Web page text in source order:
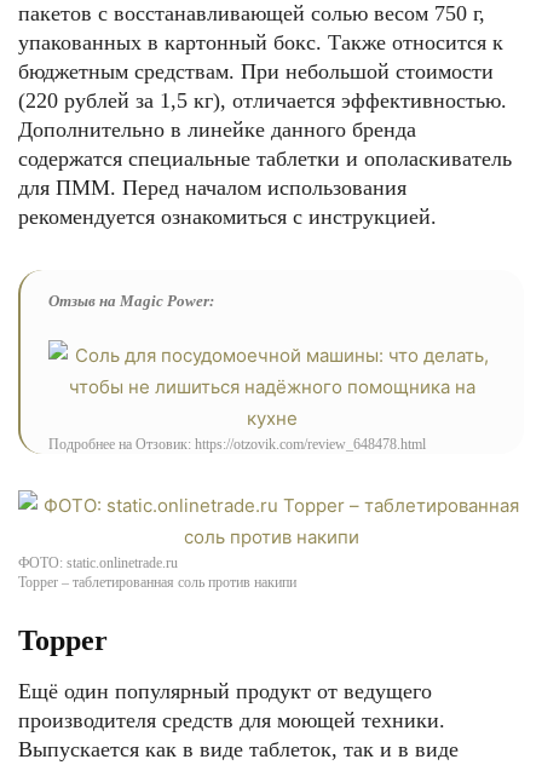
пакетов с восстанавливающей солью весом 750 г,
упакованных в картонный бокс. Также относится к
бюджетным средствам. При небольшой стоимости
(220 рублей за 1,5 кг), отличается эффективностью.
Дополнительно в линейке данного бренда
содержатся специальные таблетки и ополаскиватель
для ПММ. Перед началом использования
рекомендуется ознакомиться с инструкцией.
Отзыв на Magic Power:
Подробнее на Отзовик: https://otzovik.com/review_648478.html
ФОТО: static.onlinetrade.ru
Topper – таблетированная соль против накипи
Topper
Ещё один популярный продукт от ведущего
производителя средств для моющей техники.
Выпускается как в виде таблеток, так и в виде